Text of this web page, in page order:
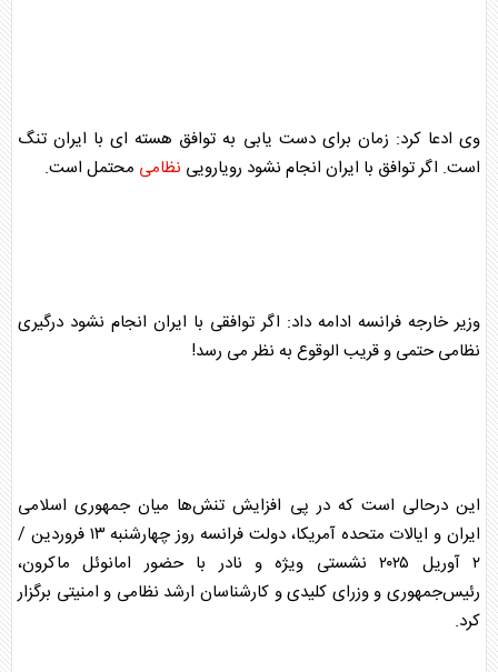
وی ادعا کرد: زمان برای دست یابی به توافق هسته ای با ایرانتنگ
است. اگر توافق با ایران انجام نشود رویارویی نظامی محتمل است.
وزیر خارجه فرانسه ادامه داد: اگر توافقی با ایران انجام نشود درگیری
نظامیحتمی و قریب الوقوع به نظر می رسد!
این درحالی است که در پی افزایش تنش‌ها میان جمهوری اسلامی
ایرانو ایالات متحده آمریکا، دولت فرانسه
روز چهارشنبه ۱۳ فروردین /
۲ آوریل ۲۰۲۵ نشستی ویژه و نادر با حضور امانوئل ماکرون،
رئیس‌جمهوری و وزرای کلیدی و کارشناسان ارشد نظامی و امنیتی برگزار
کرد.